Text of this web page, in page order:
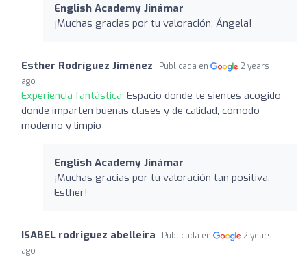
English Academy Jinámar
¡Muchas gracias por tu valoración, Ángela!
Esther Rodríguez Jiménez Publicada en
2 years
ago
Experiencia fantástica: Espacio donde te sientes acogido
donde imparten buenas clases y de calidad, cómodo
moderno y limpio
English Academy Jinámar
¡Muchas gracias por tu valoración tan positiva,
Esther!
ISABEL rodriguez abelleira Publicada en
2 years
ago